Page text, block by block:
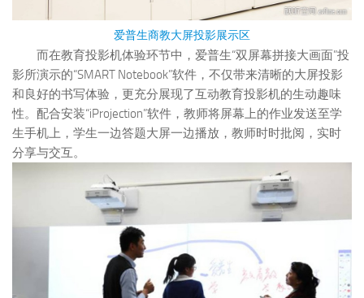
爱普生商教大屏投影展示区
而在教育投影机体验环节中，爱普生“双屏幕拼接大画面”投
影所演示的“SMART Notebook”软件，不仅带来清晰的大屏投影
和良好的书写体验，更充分展现了互动教育投影机的生动趣味
性。配合安装“iProjection”软件，教师将屏幕上的作业发送至学
生手机上，学生一边答题大屏一边播放，教师时时批阅，实时
分享与交互。